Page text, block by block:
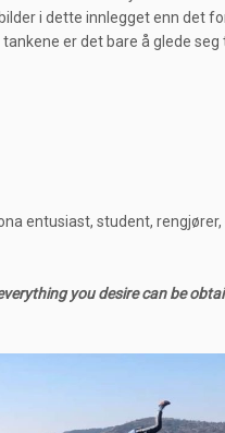
i dette innlegget enn det
er det bare å glede seg
entusiast, student,
you desire can be